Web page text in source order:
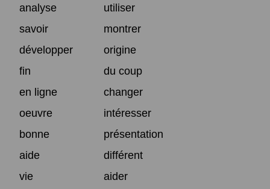
analyse
utiliser
savoir
montrer
développer
origine
fin
du coup
en ligne
changer
oeuvre
intéresser
bonne
présentation
aide
différent
vie
aider